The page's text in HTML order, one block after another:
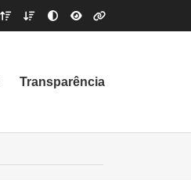
Transparência